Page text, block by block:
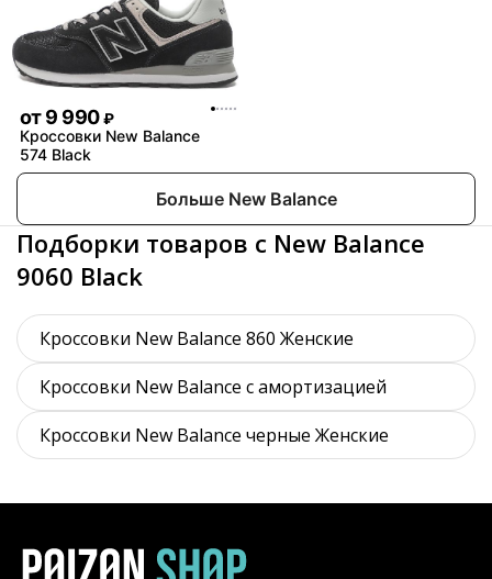
от9 990 ₽
Кроссовки New Balance
574 Black
Больше New Balance
Подборки товаров с New Balance
9060 Black
Кроссовки New Balance 860 Женские
Кроссовки New Balance с амортизацией
Кроссовки New Balance черные Женские